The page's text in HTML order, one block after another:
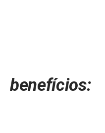
benefícios: